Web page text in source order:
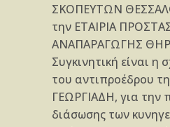
ΣΚΟΠΕΥΤΩΝ
την ΕΤΑΙΡΙΑ
ΑΝΑΠΑΡΑΓΩΓΗΣ
Συγκινητική είναι η
του αντιπροέδρου
ΓΕΩΡΓΙΑΔΗ, για την
διάσωσης των